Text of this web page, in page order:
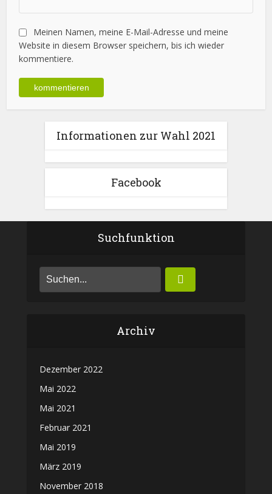
Meinen Namen, meine E-Mail-Adresse und meine
Website in diesem Browser speichern, bis ich wieder
kommentiere.
Informationen zur Wahl 2021
Facebook
Suchfunktion
Archiv
Dezember 2022
Mai 2022
Mai 2021
Februar 2021
Mai 2019
März 2019
November 2018